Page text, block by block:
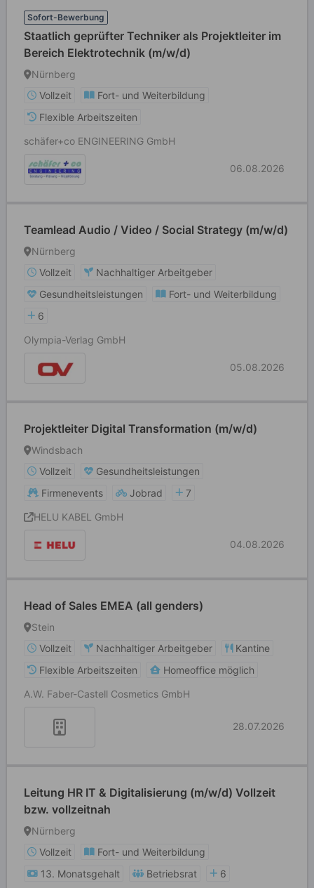
Sofort-Bewerbung
Staatlich geprüfter Techniker als Projektleiter im
Bereich Elektrotechnik (m/w/d)
Nürnberg
Vollzeit
Fort- und Weiterbildung
Flexible Arbeitszeiten
schäfer+co ENGINEERING GmbH
06.08.2026
Teamlead Audio / Video / Social Strategy (m/w/d)
Nürnberg
Vollzeit
Nachhaltiger Arbeitgeber
Gesundheitsleistungen
Fort- und Weiterbildung
6
Olympia-Verlag GmbH
05.08.2026
Projektleiter Digital Transformation (m/w/d)
Windsbach
Vollzeit
Gesundheitsleistungen
Firmenevents
Jobrad
7
HELU KABEL GmbH
04.08.2026
Head of Sales EMEA (all genders)
Stein
Vollzeit
Nachhaltiger Arbeitgeber
Kantine
Flexible Arbeitszeiten
Homeoffice möglich
A.W. Faber-Castell Cosmetics GmbH
28.07.2026
Leitung HR IT & Digitalisierung (m/w/d) Vollzeit
bzw. vollzeitnah
Nürnberg
Vollzeit
Fort- und Weiterbildung
13. Monatsgehalt
Betriebsrat 6